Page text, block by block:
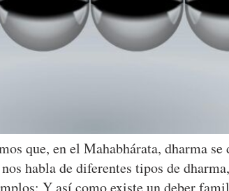
que, en el Mahabhárata, dharma
habla de diferentes tipos de